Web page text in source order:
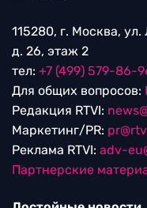
115280, г. Москва,
д. 26, этаж 2
тел: +7 (499) 579-86-
Для общих вопросов:
Редакция RTVI:
Маркетинг/PR:
Реклама RTVI: adv-
Партнерские